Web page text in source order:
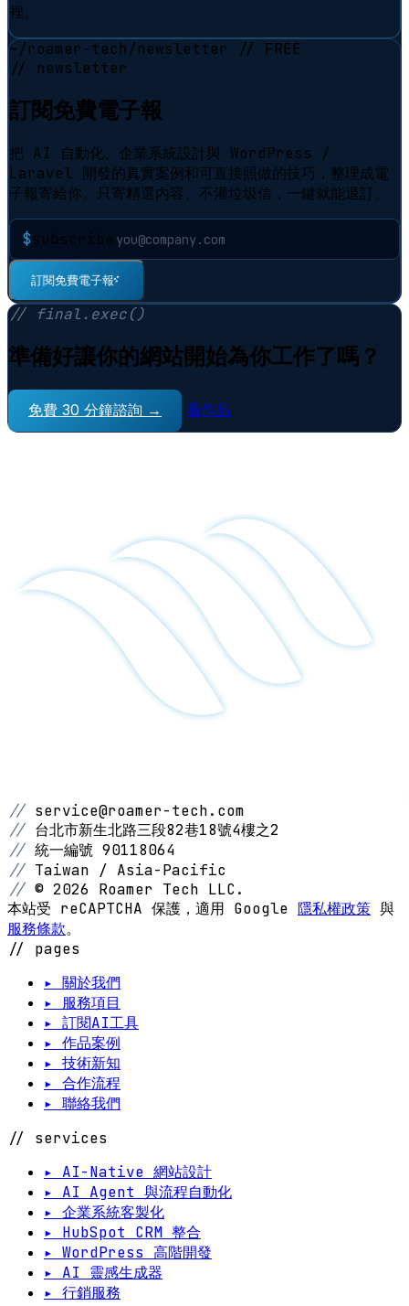
裡。
~/roamer-tech/newsletter
// FREE
// newsletter
訂閱免費電子報
把 AI 自動化、企業系統設計與 WordPress /
Laravel 開發的真實案例和可直接照做的技巧，整理成電
子報寄給你。只寄精選內容、不灌垃圾信，一鍵就能退訂。
$subscribe
訂閱免費電子報⠋
// final.exec()
準備好讓你的網站開始為你工作了嗎？
免費 30 分鐘諮詢 → 看作品
// service@roamer-tech.com
// 台北市新生北路三段82巷18號4樓之2
// 統一編號 90118064
// Taiwan / Asia-Pacific
// © 2026 Roamer Tech LLC.
本站受 reCAPTCHA 保護，適用 Google 隱私權政策 與
服務條款。
// pages
▸ 關於我們
▸ 服務項目
▸ 訂閱AI工具
▸ 作品案例
▸ 技術新知
▸ 合作流程
▸ 聯絡我們
// services
▸ AI-Native 網站設計
▸ AI Agent 與流程自動化
▸ 企業系統客製化
▸ HubSpot CRM 整合
▸ WordPress 高階開發
▸ AI 靈感生成器
▸ 行銷服務